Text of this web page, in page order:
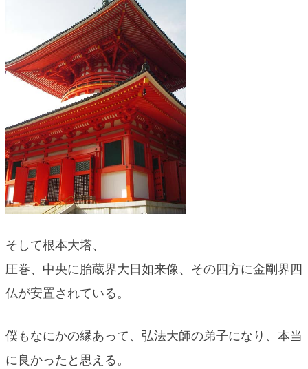
そして根本大塔、
圧巻、中央に胎蔵界大日如来像、その四方に金剛界四
仏が安置されている。
僕もなにかの縁あって、弘法大師の弟子になり、本当
に良かったと思える。